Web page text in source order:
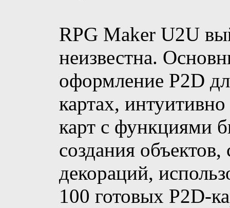
RPG Maker U2U
неизвестна.
оформление P2D
картах,
карт с функциями
создания
декораций,
100 готовых P2D-